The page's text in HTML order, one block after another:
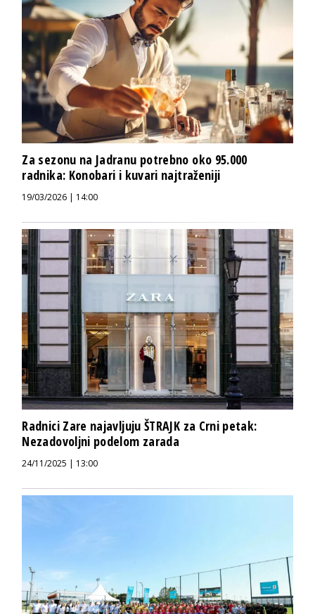
Za sezonu na Jadranu potrebno oko 95.000
radnika: Konobari i kuvari najtraženiji
19/03/2026 | 14:00
Radnici Zare najavljuju ŠTRAJK za Crni petak:
Nezadovoljni podelom zarada
24/11/2025 | 13:00